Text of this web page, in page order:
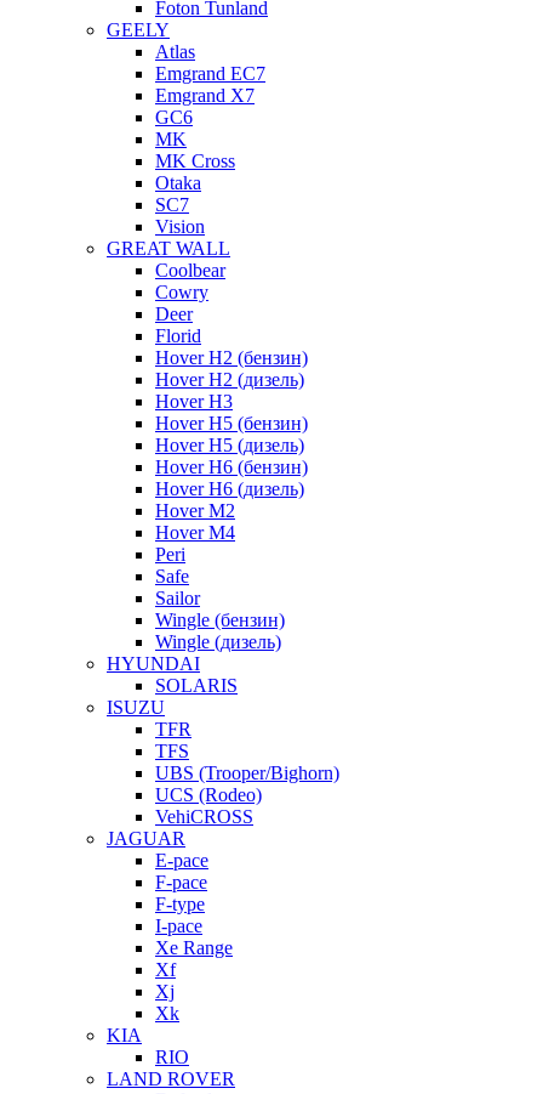
Foton Tunland
GEELY
Atlas
Emgrand EC7
Emgrand X7
GC6
MK
MK Cross
Otaka
SC7
Vision
GREAT WALL
Coolbear
Cowry
Deer
Florid
Hover H2 (бензин)
Hover H2 (дизель)
Hover H3
Hover H5 (бензин)
Hover H5 (дизель)
Hover H6 (бензин)
Hover H6 (дизель)
Hover M2
Hover M4
Peri
Safe
Sailor
Wingle (бензин)
Wingle (дизель)
HYUNDAI
SOLARIS
ISUZU
TFR
TFS
UBS (Trooper/Bighorn)
UCS (Rodeo)
VehiCROSS
JAGUAR
E-pace
F-pace
F-type
I-pace
Xe Range
Xf
Xj
Xk
KIA
RIO
LAND ROVER